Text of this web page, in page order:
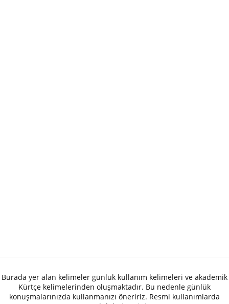
Burada yer alan kelimeler günlük kullanım kelimeleri ve akademik
Kürtçe kelimelerinden oluşmaktadır. Bu nedenle günlük
konuşmalarınızda kullanmanızı öneririz. Resmi kullanımlarda